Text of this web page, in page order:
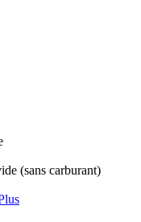
(sans carburant)